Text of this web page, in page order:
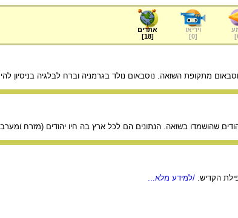
]
וידיאו
[
0
]
אתרים
[
18
]
מתקופת השואה. נוסבאום נולד בגרמניה וברח לבלגיה בניסיון
שהושמדו בשואה. הנתונים הם לכל ארץ בה חיו יהודים (מזרח ומערב
הקדיש. /למידע מלא...